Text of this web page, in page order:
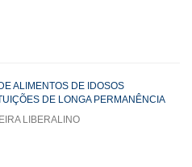
ALIMENTOS DE IDOSOS
DE LONGA PERMANÊNCIA
LIBERALINO